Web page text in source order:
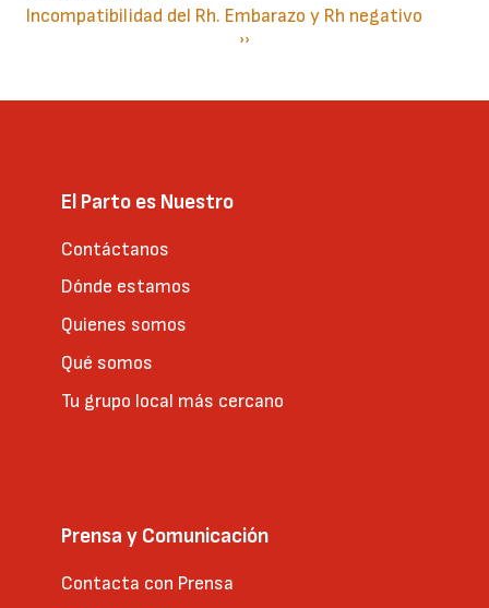
Incompatibilidad del Rh. Embarazo y Rh negativo
Siguiente
››
El Parto es Nuestro
Contáctanos
Dónde estamos
Quienes somos
Qué somos
Tu grupo local más cercano
Prensa y Comunicación
Contacta con Prensa